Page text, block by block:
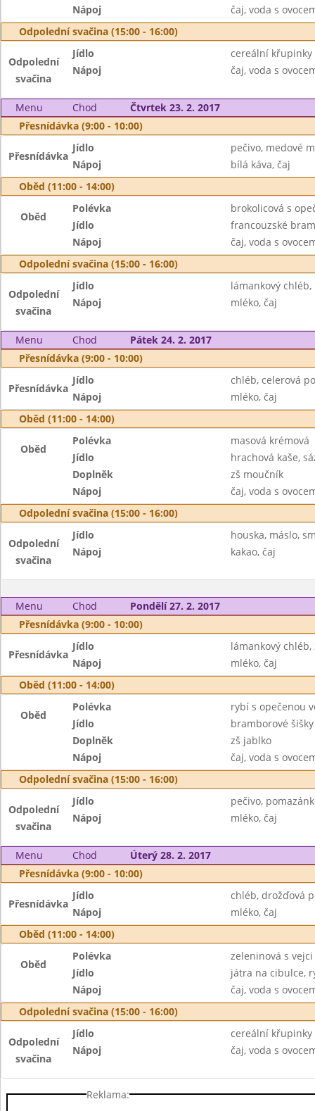
Nápoj
čaj, voda s
Odpolední svačina (15:00 - 16:00)
Odpolední
svačina
Jídlo
cereální křupinky
Nápoj
čaj, voda s
Menu Chod
Čtvrtek 23. 2. 2017
Přesnídávka (9:00 - 10:00)
Přesnídávka
Jídlo
pečivo, medové
Nápoj
bílá káva, čaj
Oběd (11:00 - 14:00)
Oběd
Polévka
brokolicová s
Jídlo
francouzské
Nápoj
čaj, voda s
Odpolední svačina (15:00 - 16:00)
Odpolední
svačina
Jídlo
lámankový
Nápoj
mléko, čaj
Menu Chod
Pátek 24. 2. 2017
Přesnídávka (9:00 - 10:00)
Přesnídávka
Jídlo
chléb, celerová
Nápoj
mléko, čaj
Oběd (11:00 - 14:00)
Oběd
Polévka
masová krémová
Jídlo
hrachová kaše,
Doplněk
zš moučník
Nápoj
čaj, voda s
Odpolední svačina (15:00 - 16:00)
Odpolední
svačina
Jídlo
houska, máslo,
Nápoj
kakao, čaj
Menu Chod
Pondělí 27. 2. 2017
Přesnídávka (9:00 - 10:00)
Přesnídávka
Jídlo
lámankový
Nápoj
mléko, čaj
Oběd (11:00 - 14:00)
Oběd
Polévka
rybí s opečenou
Jídlo
bramborové
Doplněk
zš jablko
Nápoj
čaj, voda s
Odpolední svačina (15:00 - 16:00)
Odpolední
svačina
Jídlo
pečivo,
Nápoj
mléko, čaj
Menu Chod
Úterý 28. 2. 2017
Přesnídávka (9:00 - 10:00)
Přesnídávka
Jídlo
chléb, drožďová
Nápoj
mléko, čaj
Oběd (11:00 - 14:00)
Oběd
Polévka
zeleninová s vejci
Jídlo
játra na cibulce,
Nápoj
čaj, voda s
Odpolední svačina (15:00 - 16:00)
Odpolední
svačina
Jídlo
cereální křupinky
Nápoj
čaj, voda s
Reklama: